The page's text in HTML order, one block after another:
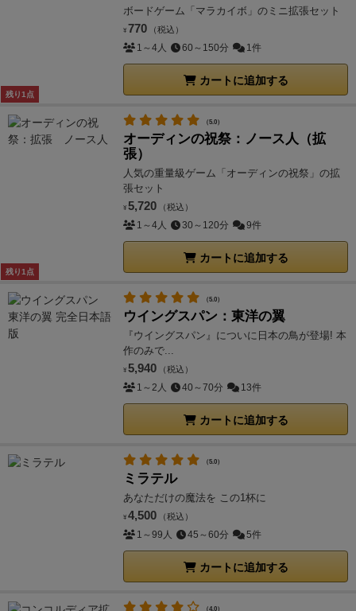
残り1点
ボードゲーム「マラカイボ」のミニ拡張セット
¥ 770 （税込）
1～4人 60～150分 1件
カートに追加する
残り1点
（5.0）
オーディンの祝祭：ノース人（拡
張）
人気の重量級ゲーム「オーディンの祝祭」の拡
張セット
¥ 5,720 （税込）
1～4人 30～120分 9件
カートに追加する
（5.0）
ウイングスパン：東洋の翼
『ウイングスパン』についに日本の鳥が登場! 本
作のみで...
¥ 5,940 （税込）
1～2人 40～70分 13件
カートに追加する
（5.0）
ミラテル
あなただけの魔法を この1杯に
¥ 4,500 （税込）
1～99人 45～60分 5件
カートに追加する
（4.0）